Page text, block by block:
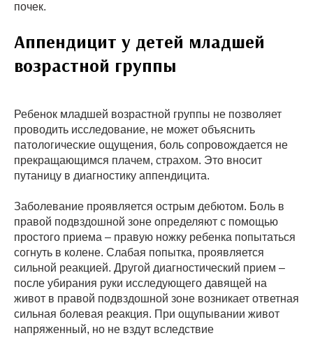
почек.
Аппендицит у детей младшей
возрастной группы
Ребенок младшей возрастной группы не позволяет
проводить исследование, не может объяснить
патологические ощущения, боль сопровождается не
прекращающимся плачем, страхом. Это вносит
путаницу в диагностику аппендицита.
Заболевание проявляется острым дебютом. Боль в
правой подвздошной зоне определяют с помощью
простого приема – правую ножку ребенка попытаться
согнуть в колене. Слабая попытка, проявляется
сильной реакцией. Другой диагностический прием –
после убирания руки исследующего давящей на
живот в правой подвздошной зоне возникает ответная
сильная болевая реакция. При ощупывании живот
напряженный, но не вздут вследствие